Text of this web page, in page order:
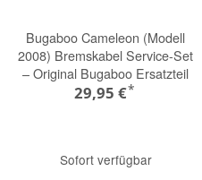
Bugaboo Cameleon (Modell
2008) Bremskabel Service-Set
– Original Bugaboo Ersatzteil
29,95 €*
Sofort verfügbar